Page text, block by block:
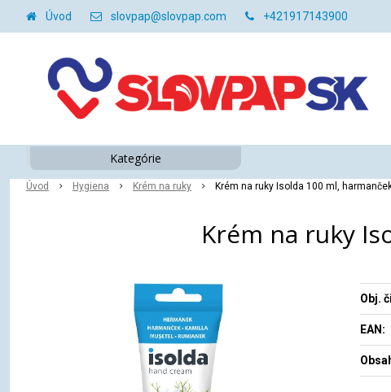
Úvod slovpap@slovpap.com +421917143900
Úvod Hygiena Krém na ruky Krém na ruky Isolda 100 ml,
Krém na ruky
Obj.
EAN:
Kategórie